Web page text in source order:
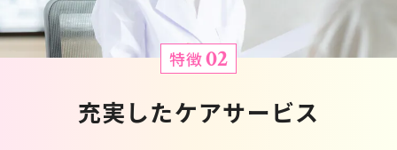
特徴02
充実したケアサービス